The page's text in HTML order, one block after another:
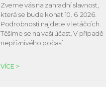
Zveme vás na zahradní slavnost,
která se bude konat 10. 6. 2026.
Podrobnosti najdete v letáčcích.
Těšíme se na vaši účast. V případě
nepříznivého počasí
VÍCE >